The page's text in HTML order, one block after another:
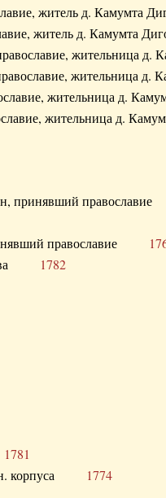
житель д.
житель д. Камумта
жительница
жительница
жительница д.
жительница д.
принявший
православие
1782
1781
корпуса 1774